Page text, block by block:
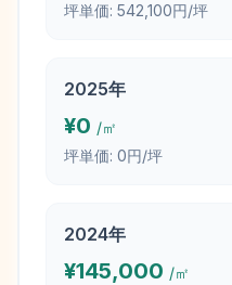
坪単価: 542,100円/坪
2025年
¥0 /㎡
坪単価: 0円/坪
2024年
¥145,000 /㎡